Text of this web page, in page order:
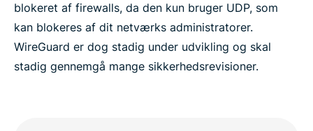
blokeret af firewalls, da den kun bruger UDP, som
kan blokeres af dit netværks administratorer.
WireGuard er dog stadig under udvikling og skal
stadig gennemgå mange sikkerhedsrevisioner.